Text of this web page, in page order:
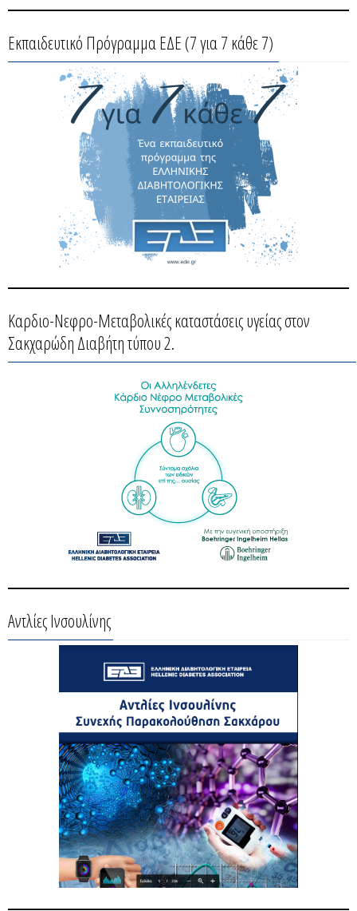
Εκπαιδευτικό Πρόγραμμα ΕΔΕ (7 για 7 κάθε 7)
Καρδιο-Νεφρο-Μεταβολικές καταστάσεις υγείας στον
Σακχαρώδη Διαβήτη τύπου 2.
Αντλίες Ινσουλίνης